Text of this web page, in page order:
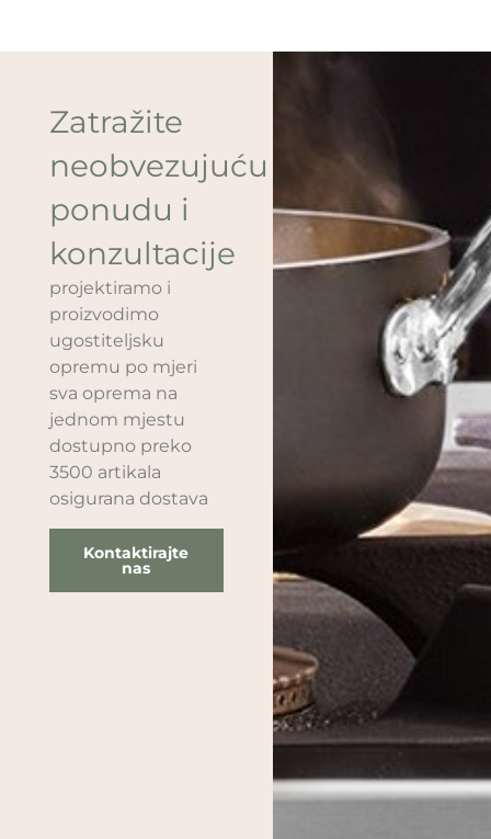
Zatražite
neobvezujuću
ponudu i
konzultacije
projektiramo i
proizvodimo
ugostiteljsku
opremu po mjeri
sva oprema na
jednom mjestu
dostupno preko
3500 artikala
osigurana dostava
Kontaktirajte
nas